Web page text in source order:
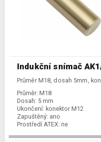
Indukční snímač
Průměr M18, dosah 5mm,
Průměr: M18
Dosah: 5 mm
Ukončení: konektor M12
Zapuštěný: ano
Prostředí ATEX: ne